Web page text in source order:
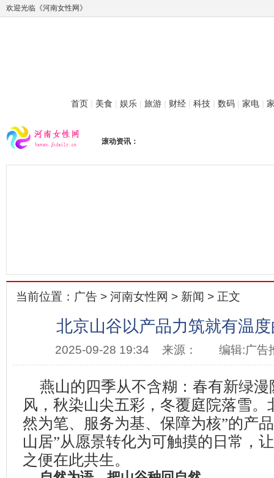
欢迎光临《河南女性网》
首页 | 美食 | 娱乐 | 旅游 | 财经 | 科技 | 数码 | 家电 |
滚动资讯：
当前位置： 广告 > 河南女性网 > 新闻 > 正文
北京山谷以产品力筑就有温
2025-09-28 19:34 来源： 编辑:广告
燕山的四季从不含糊：春有新绿
风，秋染山尖五彩，冬覆庭院落雪。
然为笔、服务为基、保障为核”的产
山居”从愿景转化为可触摸的日常，
之便在此共生。